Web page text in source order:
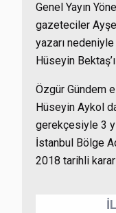
Genel Yayın
gazeteciler Ayşe
yazarı
Hüseyin
Özgür Gündem
Hüseyin Aykol
gerekçesiyle 3
İstanbul Bölge
2018 tarihli